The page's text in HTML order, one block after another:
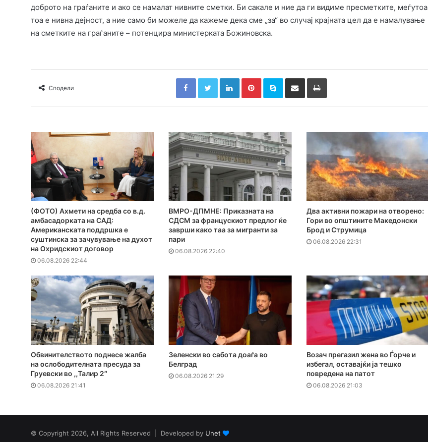
доброто на граѓаните и ако се намалат нивните сметки. Би сакале и ние да ги видиме пресметките, меѓутоа
тоа е нивна дејност, а ние само би можеле да кажеме дека сме „за“ во случај крајната цел да е намалување
на сметките на граѓаните – потенцира министерката Божиновска.
Сподели
FacebookTwitterLinkedInPinterestSkype Сподели преку Е-маил Испринтај
(ФОТО) Ахмети на средба со в.д.
амбасадорката на САД:
Американската поддршка е
суштинска за зачувување на духот
на Охридскиот договор
06.08.2026 22:44
ВМРО-ДПМНЕ: Приказната на
СДСМ за францускиот предлог ќе
заврши како таа за мигранти за
пари
06.08.2026 22:40
Два активни пожари на отворено:
Гори во општините Македонски
Брод и Струмица
06.08.2026 22:31
Обвинителството поднесе жалба
на ослободителната пресуда за
Груевски во ,,Талир 2″
06.08.2026 21:41
Зеленски во сабота доаѓа во
Белград
06.08.2026 21:29
Возач прегазил жена во Ѓорче и
избегал, оставајќи ја тешко
повредена на патот
06.08.2026 21:03
© Copyright 2026, All Rights Reserved | Developed by Unet